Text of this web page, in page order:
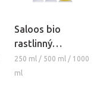
Saloos bio
rastlinný
masážny olej -
MARHUĽOVÝ
250 ml / 500 ml / 1000
ml